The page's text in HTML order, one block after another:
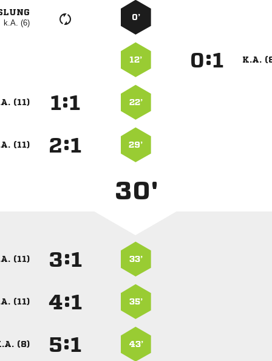
k.A. (6)
0’
12’ : K.A.
(11) : 22’
(11) : 29’
30'
(11) : 33’
(11) : 35’
(8) : 43’